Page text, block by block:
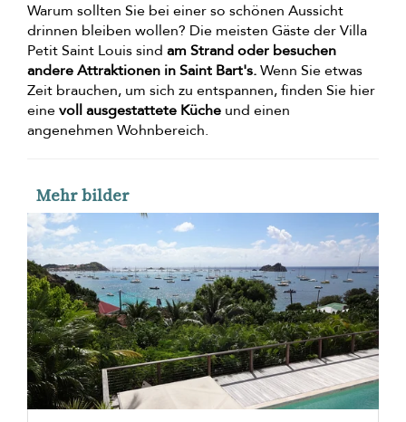
Warum sollten Sie bei einer so schönen Aussicht
drinnen bleiben wollen? Die meisten Gäste der Villa
Petit Saint Louis sind am Strand oder besuchen
andere Attraktionen in Saint Bart's.Wenn Sie etwas
Zeit brauchen, um sich zu entspannen, finden Sie hier
einevoll ausgestattete Küche und einen
angenehmen Wohnbereich.
Mehr bilder